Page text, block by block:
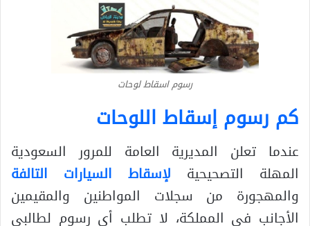
رسوم اسقاط لوحات
كم رسوم إسقاط اللوحات
عندما تعلن المديرية العامة للمرور السعودية
المهلة التصحيحية لإسقاط السيارات التالفة
والمهجورة من سجلات المواطنين والمقيمين
الأجانب في المملكة، لا تطلب أي رسوم لطالبي